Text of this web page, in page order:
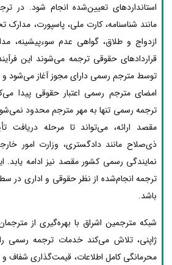
استانداردهای تعیین‌شده انجام شود. در
مانند شناسنامه، کارت ملی، پاسپورت،
ازدواج و طلاق، گواهی عدم سوءپیشینه،
قراردادهای حقوقی ترجمه می‌شوند این
توسط مترجم رسمی دارای مجوز آغاز می‌شود
امضای مترجم رسمی اعتبار حقوقی پیدا
ترجمه رسمی تنها به مهر مترجم محدود
مقصد ارائه، می‌تواند تا مرحله دریافت
ذی‌صلاح مانند دادگستری، وزارت امور
نمایندگی رسمی کشور مقصد نیز ادامه
ترجمه انجام‌شده از نظر حقوقی و اداری در
باشد.
شبکه مترجمین اشراق با بهره‌گیری از
ژاپنی، تلاش می‌کند خدمات ترجمه رسمی
محرمانگی کامل اطلاعات، قیمت‌گذاری شفاف